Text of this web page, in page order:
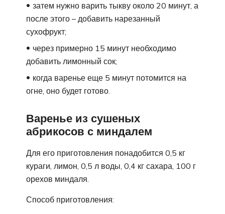
затем нужно варить тыкву около 20 минут, а
после этого – добавить нарезанный
сухофрукт;
через примерно 15 минут необходимо
добавить лимонный сок;
когда варенье еще 5 минут потомится на
огне, оно будет готово.
Варенье из сушеных
абрикосов с миндалем
Для его приготовления понадобится 0,5 кг
кураги, лимон, 0,5 л воды, 0,4 кг сахара, 100 г
орехов миндаля.
Способ приготовления: